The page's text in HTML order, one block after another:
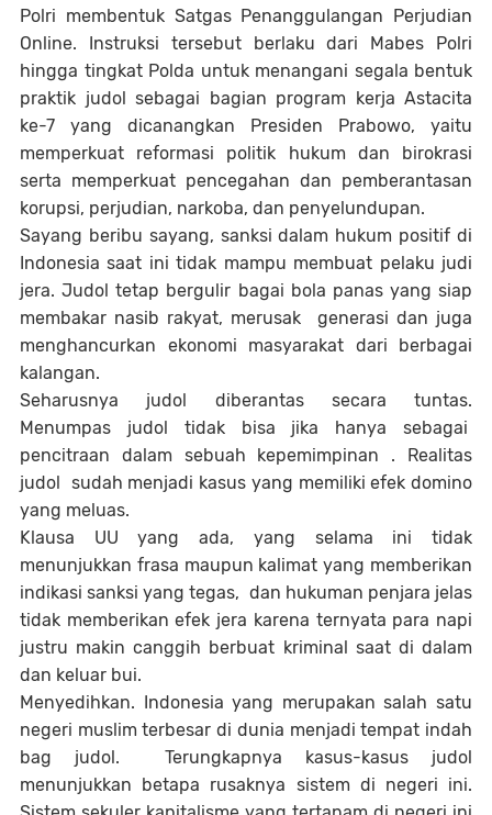
Polri membentuk Satgas Penanggulangan Perjudian
Online. Instruksi tersebut berlaku dari Mabes Polri
hingga tingkat Polda untuk menangani segala bentuk
praktik judol sebagai bagian program kerja Astacita
ke-7 yang dicanangkan Presiden Prabowo, yaitu
memperkuat reformasi politik hukum dan birokrasi
serta memperkuat pencegahan dan pemberantasan
korupsi, perjudian, narkoba, dan penyelundupan.
Sayang beribu sayang, sanksi dalam hukum positif di
Indonesia saat ini tidak mampu membuat pelaku judi
jera. Judol tetap bergulir bagai bola panas yang siap
membakar nasib rakyat, merusak generasi dan juga
menghancurkan ekonomi masyarakat dari berbagai
kalangan.
Seharusnya judol diberantas secara tuntas.
Menumpas judol tidak bisa jika hanya sebagai
pencitraan dalam sebuah kepemimpinan . Realitas
judol sudah menjadi kasus yang memiliki efek domino
yang meluas.
Klausa UU yang ada, yang selama ini tidak
menunjukkan frasa maupun kalimat yang memberikan
indikasi sanksi yang tegas, dan hukuman penjara jelas
tidak memberikan efek jera karena ternyata para napi
justru makin canggih berbuat kriminal saat di dalam
dan keluar bui.
Menyedihkan. Indonesia yang merupakan salah satu
negeri muslim terbesar di dunia menjadi tempat indah
bag judol. Terungkapnya kasus-kasus judol
menunjukkan betapa rusaknya sistem di negeri ini.